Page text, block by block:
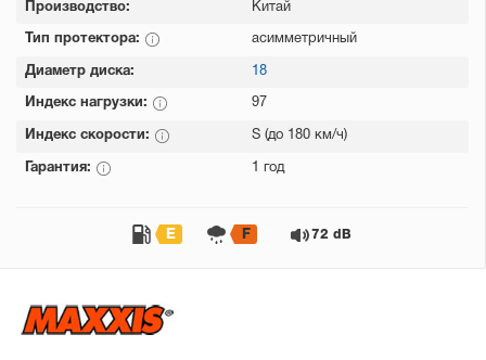
Производство: Китай
Тип протектора: асимметричный
Диаметр диска: 18
Индекс нагрузки: 97
Индекс скорости: S (до 180 км/ч)
Гарантия: 1 год
E F 72 dB